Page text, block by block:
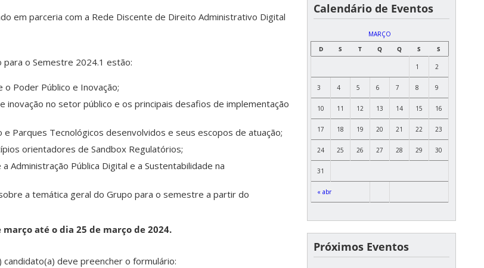
em parceria com a Rede Discente de Direito Administrativo Digital
o Semestre 2024.1 estão:
Poder Público e Inovação;
inovação no setor público e os principais desafios de implementação
Parques Tecnológicos desenvolvidos e seus escopos de atuação;
orientadores de Sandbox Regulatórios;
Administração Pública Digital e a Sustentabilidade na
a temática geral do Grupo para o semestre a partir do
até o dia 25 de março de 2024.
deve preencher o formulário:
Calendário de Eventos
MARÇO
D
S T Q Q S S
« abr
1 2
3 4 5 6 7 8 9
10 11 12 13 14 15 16
17 18 19 20 21 22 23
24 25 26 27 28 29 30
31
Próximos Eventos